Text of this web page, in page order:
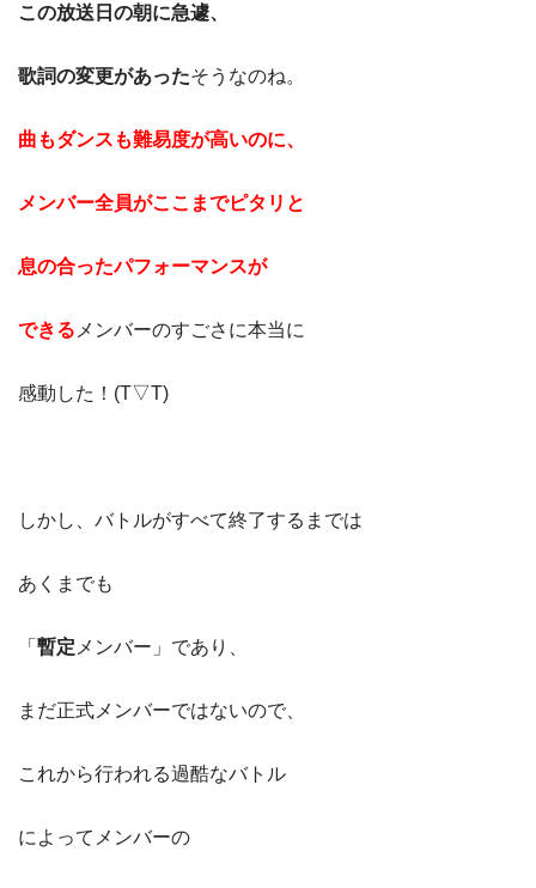
この放送日の朝に急遽、
歌詞の変更があったそうなのね。
曲もダンスも難易度が高いのに、
メンバー全員がここまでピタリと
息の合ったパフォーマンスが
できる メンバーのすごさに本当に
感動した！(T▽T)
しかし、バトルがすべて終了するまでは
あくまでも
「 暫定 メンバー」であり、
まだ正式メンバーではないので、
これから行われる過酷なバトル
によってメンバーの